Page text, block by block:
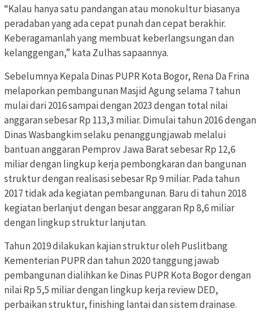
“Kalau hanya satu pandangan atau monokultur biasanya
peradaban yang ada cepat punah dan cepat berakhir.
Keberagamanlah yang membuat keberlangsungan dan
kelanggengan,” kata Zulhas sapaannya.
Sebelumnya Kepala Dinas PUPR Kota Bogor, Rena Da Frina
melaporkan pembangunan Masjid Agung selama 7 tahun
mulai dari 2016 sampai dengan 2023 dengan total nilai
anggaran sebesar Rp 113,3 miliar. Dimulai tahun 2016 dengan
Dinas Wasbangkim selaku penanggungjawab melalui
bantuan anggaran Pemprov Jawa Barat sebesar Rp 12,6
miliar dengan lingkup kerja pembongkaran dan bangunan
struktur dengan realisasi sebesar Rp 9 miliar. Pada tahun
2017 tidak ada kegiatan pembangunan. Baru di tahun 2018
kegiatan berlanjut dengan besar anggaran Rp 8,6 miliar
dengan lingkup struktur lanjutan.
Tahun 2019 dilakukan kajian struktur oleh Puslitbang
Kementerian PUPR dan tahun 2020 tanggung jawab
pembangunan dialihkan ke Dinas PUPR Kota Bogor dengan
nilai Rp 5,5 miliar dengan lingkup kerja review DED,
perbaikan struktur, finishing lantai dan sistem drainase.